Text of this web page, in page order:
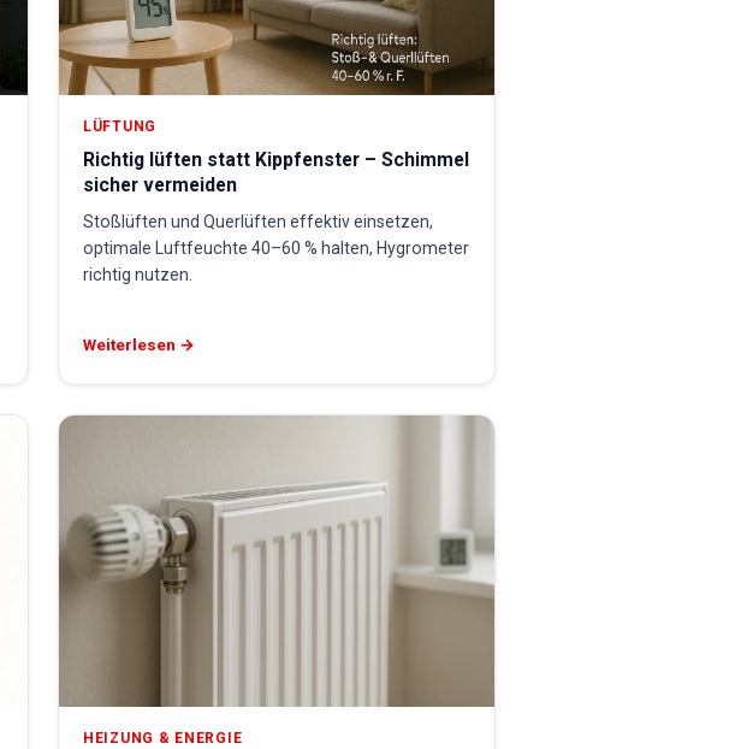
LÜFTUNG
Richtig lüften statt Kippfenster – Schimmel
sicher vermeiden
Stoßlüften und Querlüften effektiv einsetzen,
optimale Luftfeuchte 40–60 % halten, Hygrometer
richtig nutzen.
Weiterlesen →
HEIZUNG & ENERGIE